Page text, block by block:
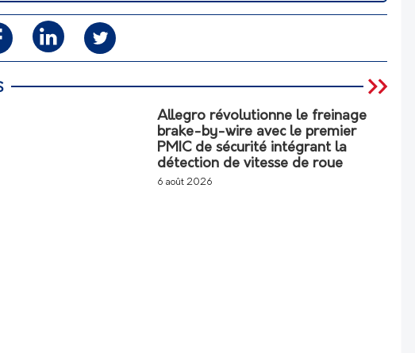
Allegro révolutionne le freinage
brake-by-wire avec le premier
PMIC de sécurité intégrant la
détection de vitesse de roue
6 août 2026